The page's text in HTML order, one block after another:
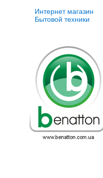
Интернет магазин
Бытовой техники